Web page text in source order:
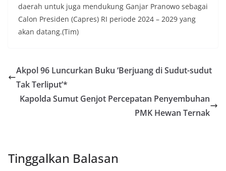
daerah untuk juga mendukung Ganjar Pranowo sebagai
Calon Presiden (Capres) RI periode 2024 – 2029 yang
akan datang.(Tim)
Akpol 96 Luncurkan Buku ‘Berjuang di Sudut-sudut
Tak Terliput’*
Kapolda Sumut Genjot Percepatan Penyembuhan
PMK Hewan Ternak
Tinggalkan Balasan